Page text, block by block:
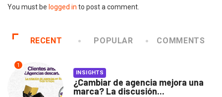
You must be logged in to post a comment.
RECENT POPULAR COMMENTS
1
INSIGHTS
¿Cambiar de agencia mejora una
marca? La discusión...